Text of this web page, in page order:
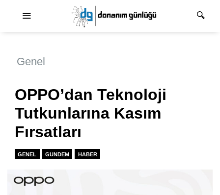
Genel
OPPO’dan Teknoloji
Tutkunlarına Kasım
Fırsatları
GENEL GUNDEM HABER